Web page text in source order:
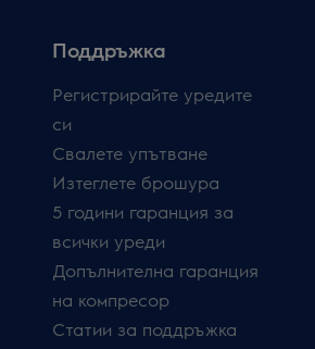
Поддръжка
Регистрирайте уредите
си
Свалете упътване
Изтеглете брошура
5 години гаранция за
всички уреди
Допълнителна гаранция
на компресор
Статии за поддръжка